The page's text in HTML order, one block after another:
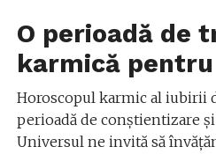
O perioadă de
karmică
Horoscopul karmic al iubirii
perioadă de conștientizare
Universul ne invită să